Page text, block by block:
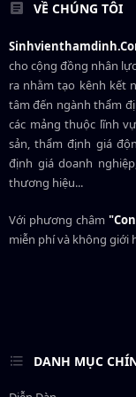
VỀ CHÚNG TÔI
cho cộng đồng nhân
ra nhằm tạo kênh kết
tâm đến ngành thẩm
các mảng thuộc lĩnh
sản, thẩm định giá
định giá doanh
thương hiệu...
Với phương châm
miễn phí và không giới
DANH MỤC